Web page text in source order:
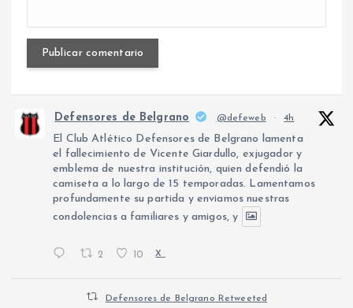
Defensores de Belgrano @defeweb · 4h
El Club Atlético Defensores de Belgrano lamenta
el fallecimiento de Vicente Giardullo, exjugador y
emblema de nuestra institución, quien defendió la
camiseta a lo largo de 15 temporadas. Lamentamos
profundamente su partida y enviamos nuestras
condolencias a familiares y amigos, y
2 10 X
Defensores de Belgrano Retweeted